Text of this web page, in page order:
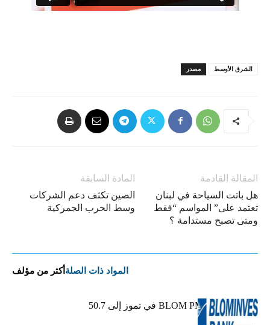
مصدر الشرق الأوسط
المادة السابقة
الصين تكثف دعم الشركات
وسط الحرب الجمركية
المقالة القادمة
هل باتت السياحة في لبنان
تعتمد على” المواسم “فقط
ومتى تصبح مستدامة ؟
المواد ذات الصلة أكثر من مؤلف
ارتفاع مؤشر BLOM PMI في تموز إلى 50.7
نقطة